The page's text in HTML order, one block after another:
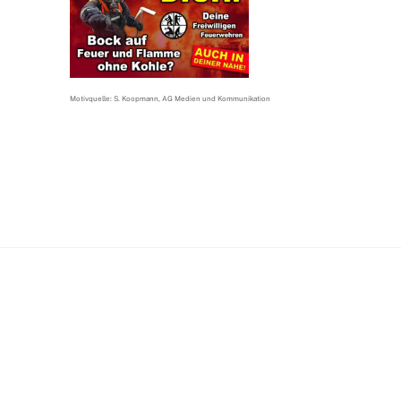
Motivquelle: S. Koopmann, AG Medien und Kommunikation